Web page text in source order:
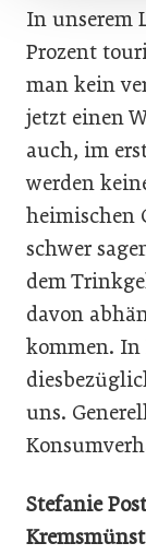
In unserem
Prozent
man kein
jetzt einen
auch, im
werden
heimischen
schwer
dem
davon
kommen. In
uns.
Stefanie